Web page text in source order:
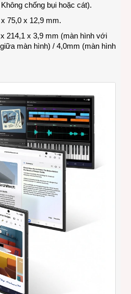
chống bụi hoặc cát).
75,0 x 12,9 mm.
214,1 x 3,9 mm (màn hình với
màn hình) / 4,0mm (màn hình